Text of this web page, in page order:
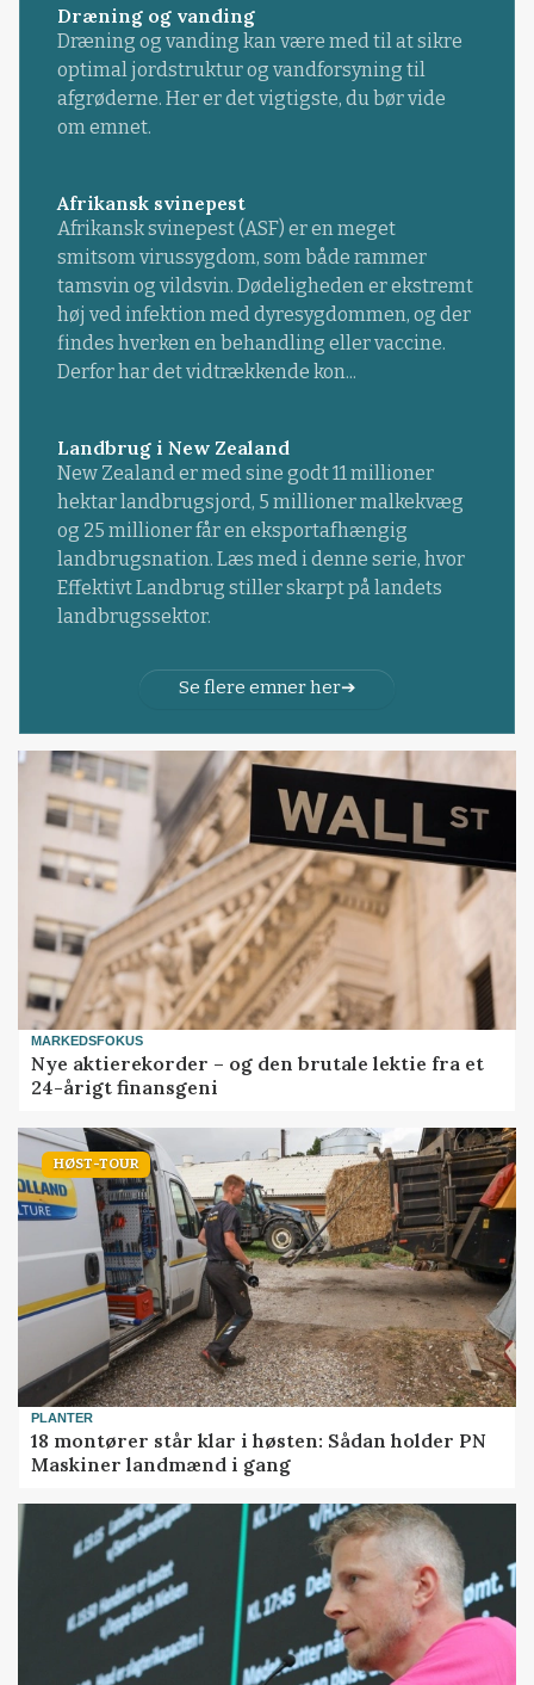
Dræning og vanding
Dræning og vanding kan være med til at sikre
optimal jordstruktur og vandforsyning til
afgrøderne. Her er det vigtigste, du bør vide
om emnet.
Afrikansk svinepest
Afrikansk svinepest (ASF) er en meget
smitsom virussygdom, som både rammer
tamsvin og vildsvin. Dødeligheden er ekstremt
høj ved infektion med dyresygdommen, og der
findes hverken en behandling eller vaccine.
Derfor har det vidtrækkende kon...
Landbrug i New Zealand
New Zealand er med sine godt 11 millioner
hektar landbrugsjord, 5 millioner malkekvæg
og 25 millioner får en eksportafhængig
landbrugsnation. Læs med i denne serie, hvor
Effektivt Landbrug stiller skarpt på landets
landbrugssektor.
Se flere emner her
MARKEDSFOKUS
Nye aktierekorder – og den brutale lektie fra et
24-årigt finansgeni
HØST-TOUR
PLANTER
18 montører står klar i høsten: Sådan holder PN
Maskiner landmænd i gang